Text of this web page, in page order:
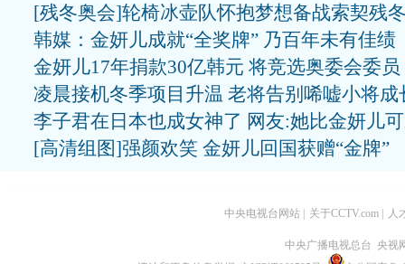
[残冬奥会]轮椅冰壶队怀抱梦想备战索契残
韩媒：金妍儿成就“全奖牌” 乃百年未有佳绩
金妍儿17年捐款30亿韩元 将竞选奥委会委员
凌晨接机冬季项目升温 老将告别唏嘘小将成
李子君在日本也成女神了 网友:她比金妍儿
[高清组图]强颜欢笑 金妍儿回国获赠“金牌”
中央电视台网站 关于CCTV.com 人
中央广播电视总台 央视